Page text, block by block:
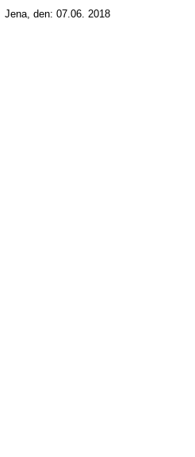
Jena, den: 07.06. 2018